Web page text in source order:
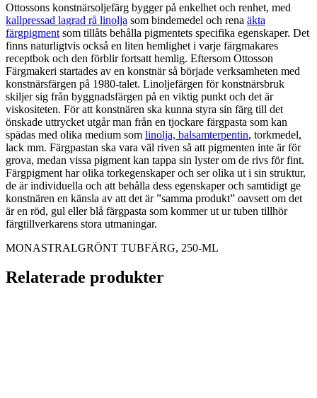
Ottossons konstnärsoljefärg bygger på enkelhet och renhet, med
kallpressad lagrad rå linolja som bindemedel och rena äkta
färgpigment som tillåts behålla pigmentets specifika egenskaper. Det
finns naturligtvis också en liten hemlighet i varje färgmakares
receptbok och den förblir fortsatt hemlig. Eftersom Ottosson
Färgmakeri startades av en konstnär så började verksamheten med
konstnärsfärgen på 1980-talet. Linoljefärgen för konstnärsbruk
skiljer sig från byggnadsfärgen på en viktig punkt och det är
viskositeten. För att konstnären ska kunna styra sin färg till det
önskade uttrycket utgår man från en tjockare färgpasta som kan
spädas med olika medium som linolja, balsamterpentin, torkmedel,
lack mm. Färgpastan ska vara väl riven så att pigmenten inte är för
grova, medan vissa pigment kan tappa sin lyster om de rivs för fint.
Färgpigment har olika torkegenskaper och ser olika ut i sin struktur,
de är individuella och att behålla dess egenskaper och samtidigt ge
konstnären en känsla av att det är ”samma produkt” oavsett om det
är en röd, gul eller blå färgpasta som kommer ut ur tuben tillhör
färgtillverkarens stora utmaningar.
MONASTRALGRÖNT TUBFÄRG, 250-ML
Relaterade produkter